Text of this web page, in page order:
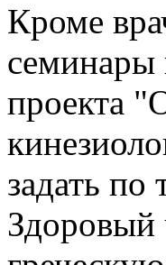
Кроме
семинары
проекта
задать
Здоровый